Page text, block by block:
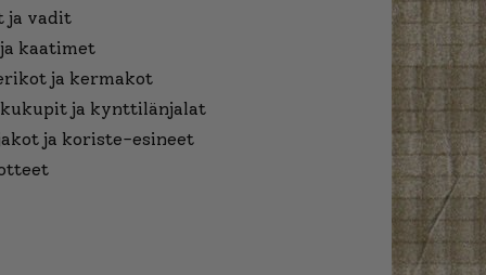
ja vadit
kaatimet
ja kermakot
ja kynttilänjalat
ja koriste-esineet